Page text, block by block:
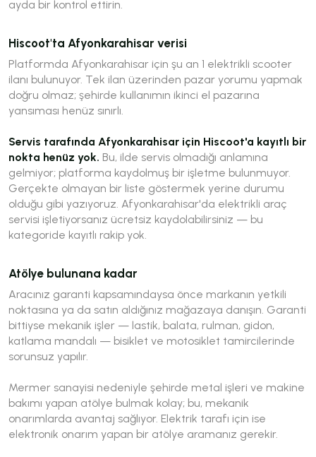
ayda bir kontrol ettirin.
Hiscoot'ta Afyonkarahisar verisi
Platformda Afyonkarahisar için şu an 1 elektrikli scooter
ilanı bulunuyor. Tek ilan üzerinden pazar yorumu yapmak
doğru olmaz; şehirde kullanımın ikinci el pazarına
yansıması henüz sınırlı.
Servis tarafında Afyonkarahisar için Hiscoot'a kayıtlı bir
nokta henüz yok. Bu, ilde servis olmadığı anlamına
gelmiyor; platforma kaydolmuş bir işletme bulunmuyor.
Gerçekte olmayan bir liste göstermek yerine durumu
olduğu gibi yazıyoruz. Afyonkarahisar'da elektrikli araç
servisi işletiyorsanız ücretsiz kaydolabilirsiniz — bu
kategoride kayıtlı rakip yok.
Atölye bulunana kadar
Aracınız garanti kapsamındaysa önce markanın yetkili
noktasına ya da satın aldığınız mağazaya danışın. Garanti
bittiyse mekanik işler — lastik, balata, rulman, gidon,
katlama mandalı — bisiklet ve motosiklet tamircilerinde
sorunsuz yapılır.
Mermer sanayisi nedeniyle şehirde metal işleri ve makine
bakımı yapan atölye bulmak kolay; bu, mekanik
onarımlarda avantaj sağlıyor. Elektrik tarafı için ise
elektronik onarım yapan bir atölye aramanız gerekir.